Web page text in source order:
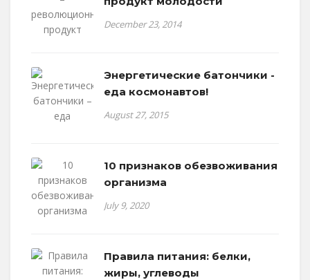
December 23, 2014
Энергетические батончики -
еда космонавтов!
August 27, 2015
10 признаков обезвоживания
организма
July 9, 2020
Правила питания: белки,
жиры, углеводы